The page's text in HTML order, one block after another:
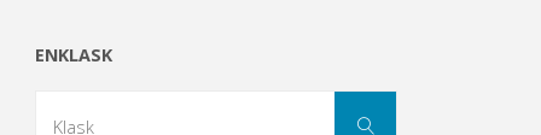
ENKLASK
Klask